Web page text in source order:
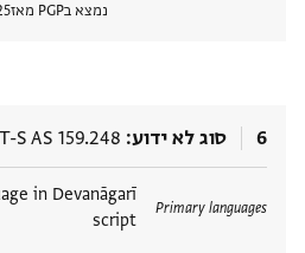
נמצא בPGP מאז
6 סוג לא ידוע T-S AS 159.248
Primary languages
in Devanāgarī
script